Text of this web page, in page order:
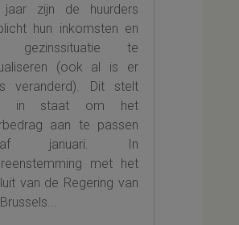
jaar zijn de huurders
hun inkomsten en
gezinssituatie te
(ook al is er
veranderd). Dit stelt
in staat om het
aan te passen
januari. In
met het
van de Regering van